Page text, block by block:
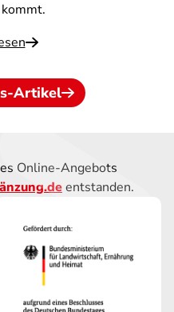
Artikel
Online-Angebots
entstanden.